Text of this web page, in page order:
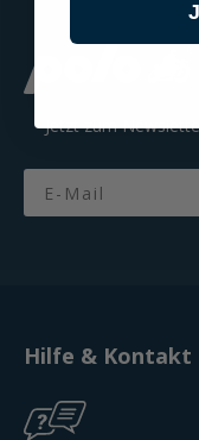
Jetzt zum
Email
Hilfe & Kontakt